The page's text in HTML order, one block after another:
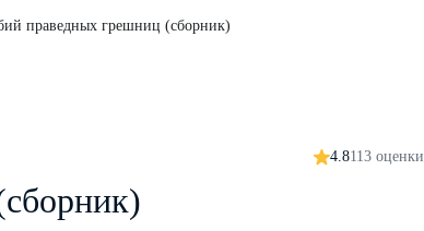
праведных грешниц (сборник)
4.8113 оценки